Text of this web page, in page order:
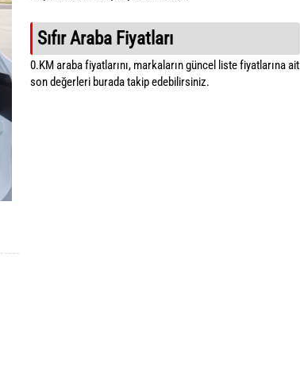
Sıfır Araba Fiyatları
0.KM araba fiyatlarını, markaların güncel liste fiyatlarına ait
son değerleri burada takip edebilirsiniz.